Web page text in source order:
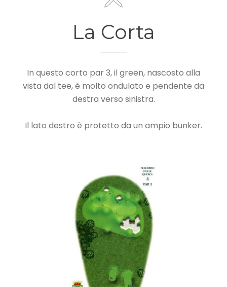
La Corta
In questo corto par 3, il green, nascosto alla
vista dal tee, è molto ondulato e pendente da
destra verso sinistra.
Il lato destro è protetto da un ampio bunker.